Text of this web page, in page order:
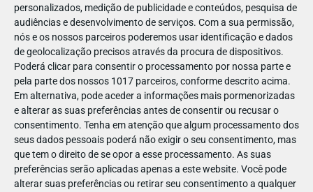
personalizados, medição de publicidade e conteúdos, pesquisa de
audiências e desenvolvimento de serviços. Com a sua permissão,
nós e os nossos parceiros poderemos usar identificação e dados
de geolocalização precisos através da procura de dispositivos.
Poderá clicar para consentir o processamento por nossa parte e
pela parte dos nossos 1017 parceiros, conforme descrito acima.
Em alternativa, pode aceder a informações mais pormenorizadas
e alterar as suas preferências antes de consentir ou recusar o
consentimento. Tenha em atenção que algum processamento dos
seus dados pessoais poderá não exigir o seu consentimento, mas
que tem o direito de se opor a esse processamento. As suas
preferências serão aplicadas apenas a este website. Você pode
alterar suas preferências ou retirar seu consentimento a qualquer
Focada em promover a diversidade cultural, o gosto pelas
viagens, pela aventura, pela descoberta, a amizade e a
capacidade de resolver pequenos problemas do dia-a-dia,
“Onde Está o Wally?”, conta com um momento interativo,
que requer a participação dos espectadores.
Graças à sua extraordinária capacidade de integração
cultural, o protagonista parece desaparecer no meio da
multidão e é aí que os espetadores ouvem Wenda a chamar
por ele: - “Wally? Onde Está o Wally?” e a audiência é
convidada participar num jogo para o encontrar.